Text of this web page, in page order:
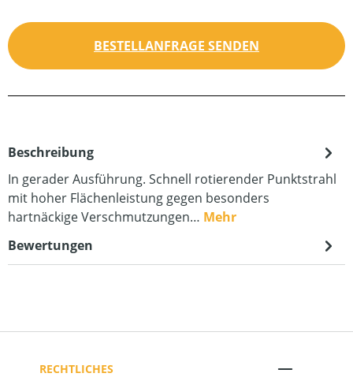
BESTELLANFRAGE SENDEN
Beschreibung
In gerader Ausführung. Schnell rotierender Punktstrahl
mit hoher Flächenleistung gegen besonders
hartnäckige Verschmutzungen… Mehr
Bewertungen
RECHTLICHES